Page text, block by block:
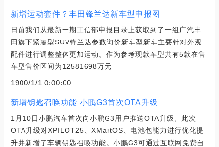
新增运动套件？丰田锋兰达新车型申报图
日前我们从最新一期工信部申报目录上获取到了一组广汽丰
田旗下紧凑型SUV锋兰达参数询价新车型新车主要针对外观
配件进行调整整体更加运动。作为参考现款车型共有5款在售
车型售价区间为12581698万元
1900/1/1 0:00:00
新增钥匙召唤功能 小鹏G3首次OTA升级
1月10日小鹏汽车首次向小鹏G3用户推送OTA升级。此次
OTA升级对XPILOT25、XMartOS、电池包能力进行优化提
升并新增了车辆钥匙召唤功能。小鹏G3可通过互联网免费自